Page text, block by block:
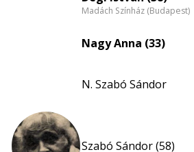
Madách Színház (Budapest)
Nagy Anna (33)
N. Szabó Sándor
Szabó Sándor (58)